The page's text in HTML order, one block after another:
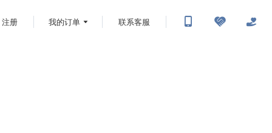
注册 我的订单 联系客服